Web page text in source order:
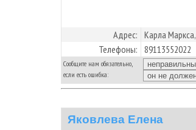
Адрес: Карла
Телефоны: 89113552022
Сообщите нам обязательно,
если есть ошибка:
Яковлева Елена